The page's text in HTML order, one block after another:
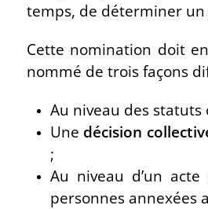
temps, de déterminer
Cette nomination doit
nommé de trois façons
Au niveau des statuts
Une décision
;
Au niveau d’un
personnes annexées